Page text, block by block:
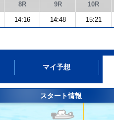
8R 9R 10R
14:16 14:48 15:21
マイ予想
スタート情報